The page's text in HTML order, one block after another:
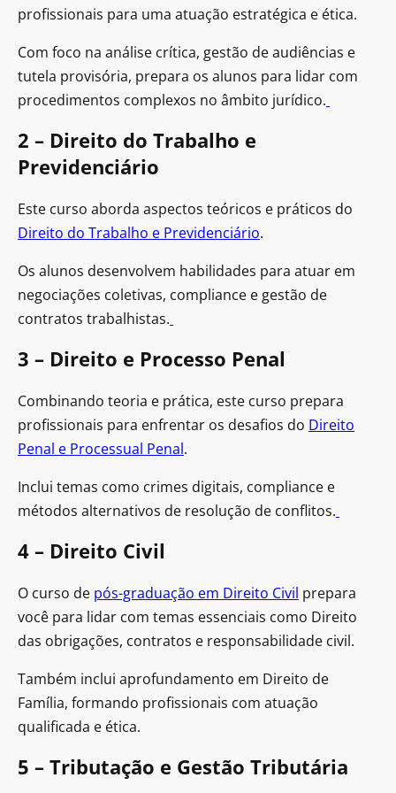
profissionais para uma atuação estratégica e ética.
Com foco na análise crítica, gestão de audiências e
tutela provisória, prepara os alunos para lidar com
procedimentos complexos no âmbito jurídico.
2 – Direito do Trabalho e
Previdenciário
Este curso aborda aspectos teóricos e práticos do
Direito do Trabalho e Previdenciário.
Os alunos desenvolvem habilidades para atuar em
negociações coletivas, compliance e gestão de
contratos trabalhistas.
3 – Direito e Processo Penal
Combinando teoria e prática, este curso prepara
profissionais para enfrentar os desafios do Direito
Penal e Processual Penal.
Inclui temas como crimes digitais, compliance e
métodos alternativos de resolução de conflitos.
4 – Direito Civil
O curso de pós-graduação em Direito Civil prepara
você para lidar com temas essenciais como Direito
das obrigações, contratos e responsabilidade civil.
Também inclui aprofundamento em Direito de
Família, formando profissionais com atuação
qualificada e ética.
5 – Tributação e Gestão Tributária